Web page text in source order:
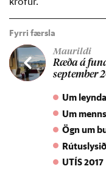
Fyrri færsla
Maurildi
Ræða á
sept­em­ber
Um
Um
Ögn um
UTÍS 2017